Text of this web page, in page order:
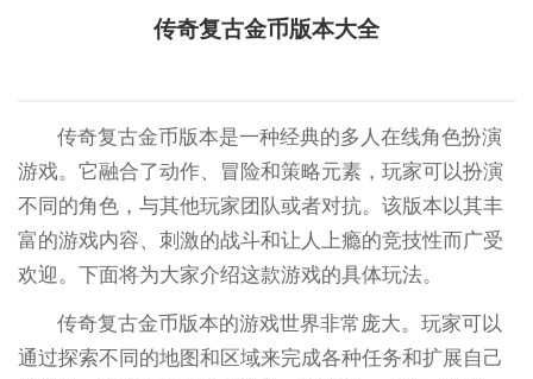
传奇复古金币版本大全
传奇复古金币版本是一种经典的多人在线角色扮演
游戏。它融合了动作、冒险和策略元素，玩家可以扮演
不同的角色，与其他玩家团队或者对抗。该版本以其丰
富的游戏内容、刺激的战斗和让人上瘾的竞技性而广受
欢迎。下面将为大家介绍这款游戏的具体玩法。
传奇复古金币版本的游戏世界非常庞大。玩家可以
通过探索不同的地图和区域来完成各种任务和扩展自己